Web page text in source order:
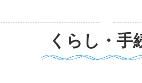
くらし・手